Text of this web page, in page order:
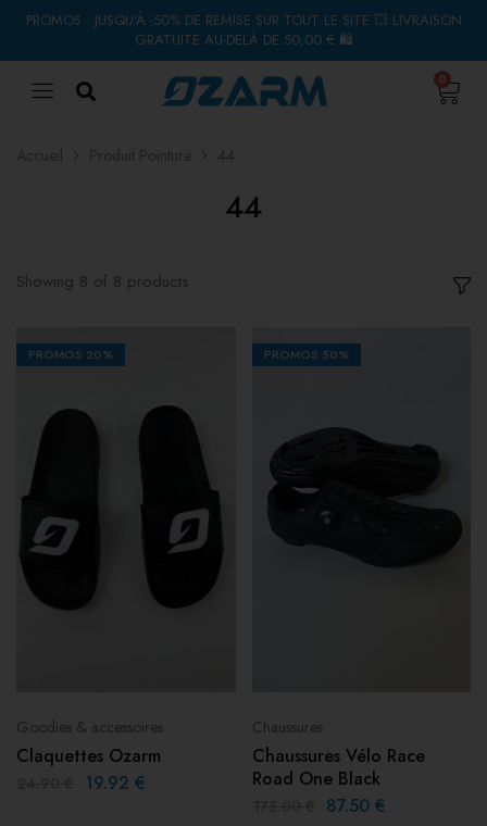
PROMOS : JUSQU'À -50% DE REMISE SUR TOUT LE SITE 💥 LIVRAISON
GRATUITE AU-DELÀ DE 50,00 € 🛍
0
44
Showing 8 of 8 products
PROMOS 20%
Goodies & accessoires
Claquettes Ozarm
19.92 €
PROMOS 50%
Chaussures
Chaussures Vélo Race
Road One Black
87.50 €